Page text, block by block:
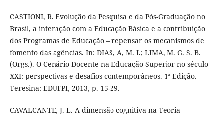
CASTIONI, R. Evolução da Pesquisa e da Pós-Graduação no
Brasil, a interação com a Educação Básica e a contribuição
dos Programas de Educação – repensar os mecanismos de
fomento das agências. In: DIAS, A, M. I.; LIMA, M. G. S. B.
(Orgs.). O Cenário Docente na Educação Superior no século
XXI: perspectivas e desafios contemporâneos. 1ª Edição.
Teresina: EDUFPI, 2013, p. 15-29.
CAVALCANTE, J. L. A dimensão cognitiva na Teoria